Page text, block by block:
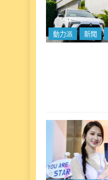
動力派 新聞